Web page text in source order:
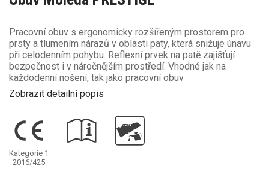
Pracovní obuv s ergonomicky rozšířeným prostorem pro
prsty a tlumením nárazů v oblasti paty, která snižuje únavu
při celodenním pohybu. Reflexní prvek na patě zajišťují
bezpečnost i v náročnějším prostředí. Vhodné jak na
každodenní nošení, tak jako pracovní obuv
Zobrazit detailní popis
Kategorie 1
2016/425